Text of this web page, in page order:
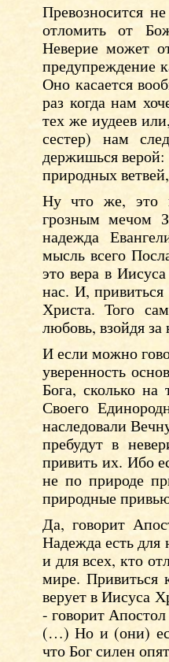
Превозносится
отломить от
Неверие может
предупреждение
Оно касается
раз когда нам
тех же иудеев
сестер) нам
держишься
природных
Ну что же, это
грозным мечом
надежда
мысль всего
это вера в
нас. И,
Христа. Того
любовь, взойдя за
И если можно
уверенность
Бога, сколько
Своего
наследовали
пребудут в
привить их. Ибо
не по природе
природные
Да, говорит
Надежда есть
и для всех, кто
мире.
верует в Иисуса
- говорит
(…) Но и (они)
что Бог силен